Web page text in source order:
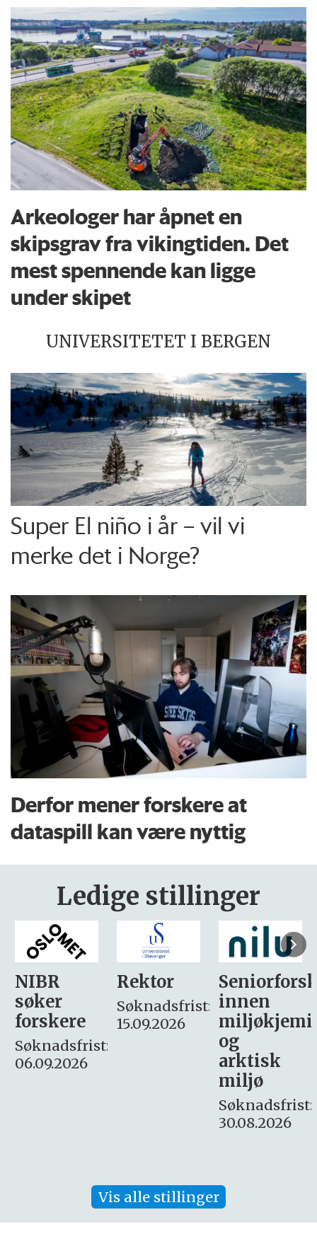
Arkeologer har åpnet en
skipsgrav fra vikingtiden. Det
mest spennende kan ligge
under skipet
UNIVERSITETET I BERGEN
Super El niño i år – vil vi
merke det i Norge?
Derfor mener forskere at
dataspill kan være nyttig
Ledige stillinger
Rektor
Søknadsfrist:
15.09.2026
Seniorforsker
innen
miljøkjemi
søker
– fast
Søknadsfrist:
16. august.
Vis alle stillinger